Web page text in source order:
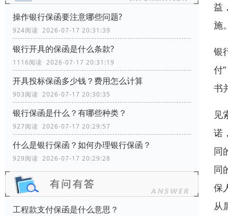
操作银行保函要注意哪些问题?
924阅读 2026-07-17 20:31:39
银行开具的保函是什么条款?
1116阅读 2026-07-17 20:31:19
开具投标保函多少钱？费用怎么计算
903阅读 2026-07-17 20:30:35
银行保函是什么？有哪些种类？
927阅读 2026-07-17 20:29:57
什么是银行保函？如何办理银行保函？
929阅读 2026-07-17 20:29:28
工程款支付保函是什么意思？
益
施
银
付
书
见
诺
同
同
保
从